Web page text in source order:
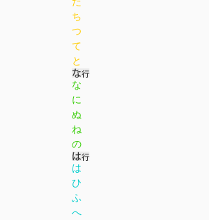
ち
つ
て
と
な
に
ぬ
ね
の
は
ひ
ふ
へ